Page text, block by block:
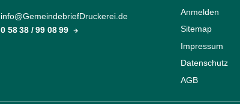
info@GemeindebriefDruckerei.de
0 58 38 / 99 08 99
Anmelden
Sitemap
Impressum
Datenschutz
AGB